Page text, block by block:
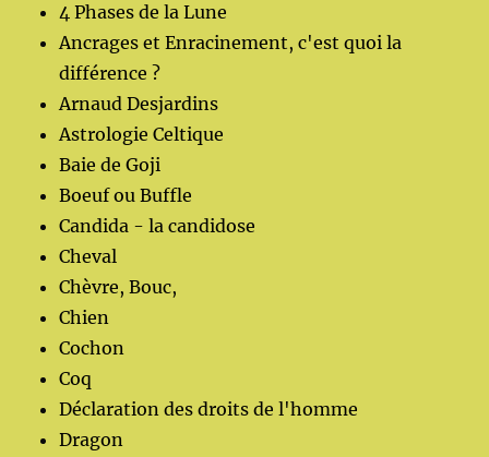
4 Phases de la Lune
Ancrages et Enracinement, c'est quoi la
différence ?
Arnaud Desjardins
Astrologie Celtique
Baie de Goji
Boeuf ou Buffle
Candida - la candidose
Cheval
Chèvre, Bouc,
Chien
Cochon
Coq
Déclaration des droits de l'homme
Dragon